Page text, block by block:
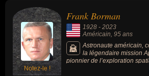
Notez-le !
Frank Borman
1928 - 2023
Américain , 95 ans
Astronaute américain,
la légendaire mission
pionnier de l’exploration
dirigé la 1ère mission à